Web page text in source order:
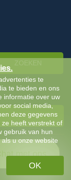
ZOEKEN
|
Algemene
met ons
te
te bieden en ons
informatie over uw
social media,
deze gegevens
heeft verstrekt of
gebruik van hun
u onze website
OK